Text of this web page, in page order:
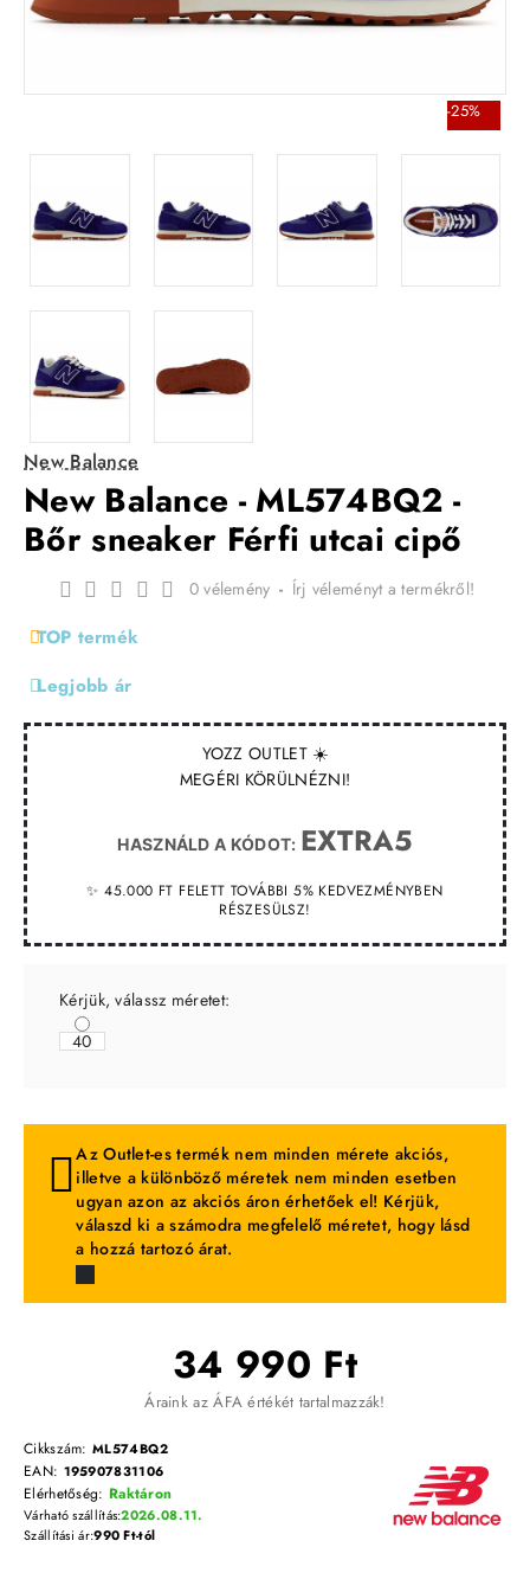
-25%
New Balance
New Balance - ML574BQ2 -
Bőr sneaker Férfi utcai cipő
YOZZ OUTLET ☀️
MEGÉRI KÖRÜLNÉZNI!
HASZNÁLD A KÓDOT: EXTRA5
✨ 45.000 FT FELETT TOVÁBBI 5% KEDVEZMÉNYBEN
RÉSZESÜLSZ!
TOP termék
Legjobb ár
0 vélemény - Írj véleményt a termékről!
34 990 Ft
Áraink az ÁFA értékét tartalmazzák!
Cikkszám: ML574BQ2
EAN: 195907831106
Elérhetőség: Raktáron
Várható szállítás:2026.08.11.
Szállítási ár:990 Ft-tól
Kérjük, válassz méretet:
40
Az Outlet-es termék nem minden mérete akciós,
illetve a különböző méretek nem minden esetben
ugyan azon az akciós áron érhetőek el! Kérjük,
válaszd ki a számodra megfelelő méretet, hogy lásd
a hozzá tartozó árat.